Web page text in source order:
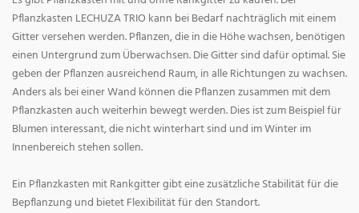
Pflanzkasten LECHUZA TRIO kann bei Bedarf nachträglich mit einem
Gitter versehen werden. Pflanzen, die in die Höhe wachsen, benötigen
einen Untergrund zum Überwachsen. Die Gitter sind dafür optimal. Sie
geben der Pflanzen ausreichend Raum, in alle Richtungen zu wachsen.
Anders als bei einer Wand können die Pflanzen zusammen mit dem
Pflanzkasten auch weiterhin bewegt werden. Dies ist zum Beispiel für
Blumen interessant, die nicht winterhart sind und im Winter im
Innenbereich stehen sollen.
Ein Pflanzkasten mit Rankgitter gibt eine zusätzliche Stabilität für die
Bepflanzung und bietet Flexibilität für den Standort.